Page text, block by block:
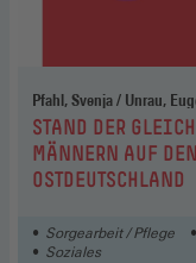
:STAND DER
MÄNNERN AUF
OSTDEUTSCHLAND
Sorgearbeit / Pflege
Soziales